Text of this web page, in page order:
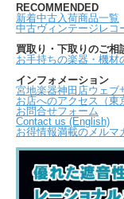
RECOMMENDED
新着中古入荷商品一覧
中古ヴィンテージレコ
買取り・下取りのご相
お手持ちの楽器・機材
インフォメーション
宮地楽器神田店ウェブ
お店へのアクセス（東
お問合せフォーム
Contact us (English)
お得情報満載のメルマ